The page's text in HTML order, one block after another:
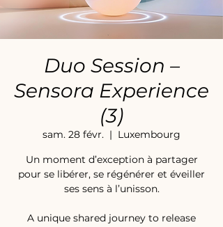
Duo Session –
Sensora Experience
(3)
sam. 28 févr.
  |
Luxembourg
Un moment d’exception à partager
pour se libérer, se régénérer et éveiller
ses sens à l’unisson.
A unique shared journey to release